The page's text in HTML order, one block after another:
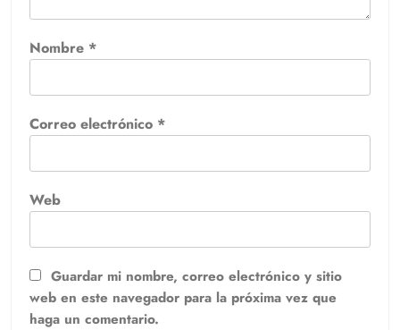
Nombre *
Correo electrónico *
Web
Guardar mi nombre, correo electrónico y sitio
web en este navegador para la próxima vez que
haga un comentario.